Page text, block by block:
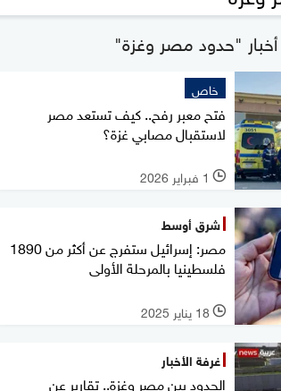
خاص
فتح معبر رفح.. كيف تستعد مصر
لاستقبال مصابي غزة؟
l 1 فبراير 2026
شرق أوسط
مصر: إسرائيل ستفرج عن أكثر من 1890
فلسطينيا بالمرحلة الأولى
l 18 يناير 2025
غرفة الأخبار
الحدود بين مصر وغزة.. تقارير عن